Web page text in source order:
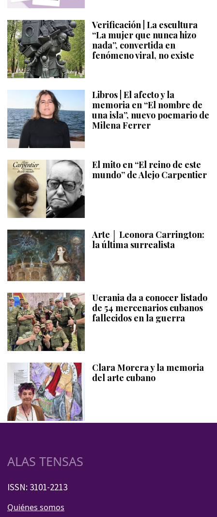
Verificación | La escultura
“La mujer que nunca hizo
nada”, convertida en
fenómeno viral, no existe
Libros | El afecto y la
memoria en “El nombre de
una isla”, nuevo poemario de
Milena Ferrer
El mito en “El reino de este
mundo” de Alejo Carpentier
Arte │ Leonora Carrington:
la última surrealista
Ucrania da a conocer listado
de 54 mercenarios cubanos
fallecidos en la guerra
Clara Morera y la memoria
del arte cubano
ALAS TENSAS
ISSN: 3101-2213
Quiénes somos